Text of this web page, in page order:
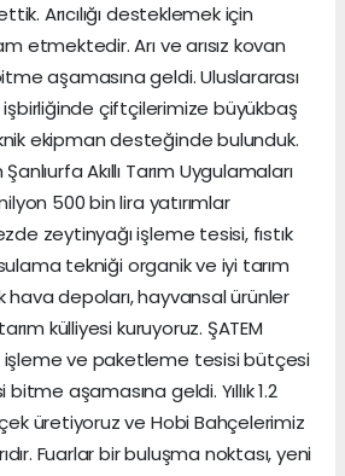
Arıcılığı desteklemek için
etmektedir. Arı ve arısız kovan
aşamasına geldi. Uluslararası
işbirliğinde çiftçilerimize büyükbaş
ekipman desteğinde bulunduk.
Şanlıurfa Akıllı Tarım Uygulamaları
500 bin lira yatırımlar
zeytinyağı işleme tesisi, fıstık
tekniği organik ve iyi tarım
hava depoları, hayvansal ürünler
külliyesi kuruyoruz. ŞATEM
işleme ve paketleme tesisi bütçesi
aşamasına geldi. Yıllık 1.2
üretiyoruz ve Hobi Bahçelerimiz
Fuarlar bir buluşma noktası, yeni